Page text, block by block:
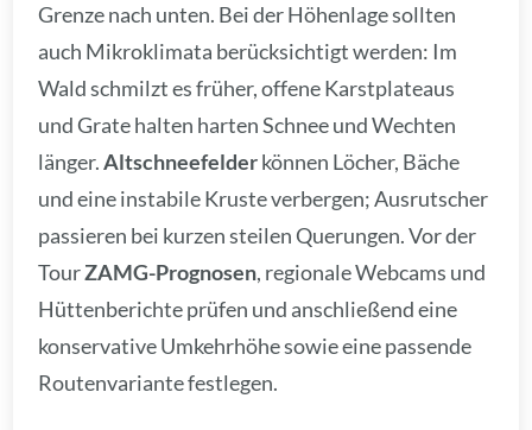
Grenze nach unten. Bei der Höhenlage sollten
auch Mikroklimata berücksichtigt werden: Im
Wald schmilzt es früher, offene Karstplateaus
und Grate halten harten Schnee und Wechten
länger.Altschneefelderkönnen Löcher, Bäche
und eine instabile Kruste verbergen; Ausrutscher
passieren bei kurzen steilen Querungen. Vor der
TourZAMG-Prognosen, regionale Webcams und
Hüttenberichte prüfen und anschließend eine
konservative Umkehrhöhe sowie eine passende
Routenvariante festlegen.